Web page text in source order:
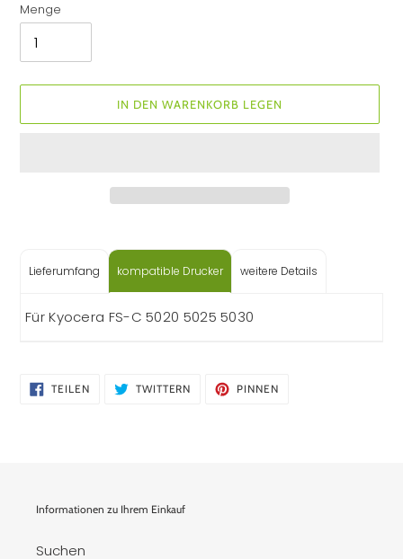
Menge
IN DEN WARENKORB LEGEN
zum
Lieferumfang kompatible Drucker weitere Details
Für Kyocera FS-C 5020 5025 5030
TEILENAUF
FACEBOOK
TWITTERN
TWITTER
PINNEN
Informationen zu Ihrem Einkauf
Suchen